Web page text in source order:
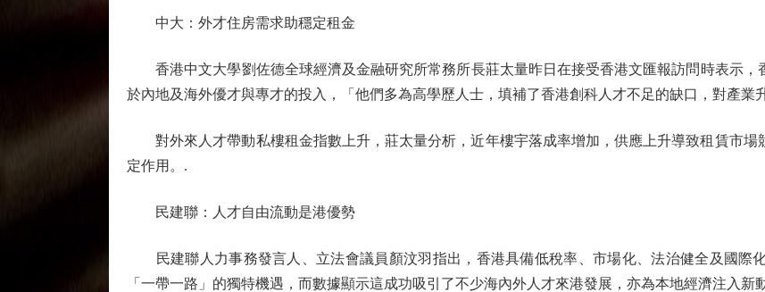
中大：外才住房需求助穩定租金
香港中文大學劉佐德全球經濟及金融研究所常務所長莊太量昨日在接受香港文匯報訪問時表示，
於內地及海外優才與專才的投入，「他們多為高學歷人士，填補了香港創科人才不足的缺口，對產業
對外來人才帶動私樓租金指數上升，莊太量分析，近年樓宇落成率增加，供應上升導致租賃市場
定作用。.
民建聯：人才自由流動是港優勢
民建聯人力事務發言人、立法會議員顏汶羽指出，香港具備低稅率、市場化、法治健全及國際
「一帶一路」的獨特機遇，而數據顯示這成功吸引了不少海內外人才來港發展，亦為本地經濟注入新